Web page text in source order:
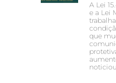
A Lei
e a Lei
que